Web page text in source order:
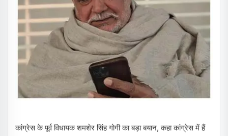
कांग्रेस के पूर्व विधायक शमशेर सिंह गोगी का बड़ा बयान, कहा कांग्रेस में हैं